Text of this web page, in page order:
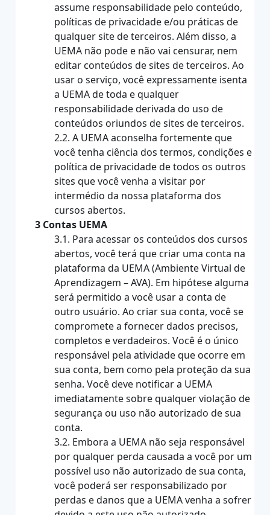
assume responsabilidade pelo conteúdo,
políticas de privacidade e/ou práticas de
qualquer site de terceiros. Além disso, a
UEMA não pode e não vai censurar, nem
editar conteúdos de sites de terceiros. Ao
usar o serviço, você expressamente isenta
a UEMA de toda e qualquer
responsabilidade derivada do uso de
conteúdos oriundos de sites de terceiros.
2.2. A UEMA aconselha fortemente que
você tenha ciência dos termos, condições e
política de privacidade de todos os outros
sites que você venha a visitar por
intermédio da nossa plataforma dos
cursos abertos.
3 Contas UEMA
3.1. Para acessar os conteúdos dos cursos
abertos, você terá que criar uma conta na
plataforma da UEMA (Ambiente Virtual de
Aprendizagem – AVA). Em hipótese alguma
será permitido a você usar a conta de
outro usuário. Ao criar sua conta, você se
compromete a fornecer dados precisos,
completos e verdadeiros. Você é o único
responsável pela atividade que ocorre em
sua conta, bem como pela proteção da sua
senha. Você deve notificar a UEMA
imediatamente sobre qualquer violação de
segurança ou uso não autorizado de sua
conta.
3.2. Embora a UEMA não seja responsável
por qualquer perda causada a você por um
possível uso não autorizado de sua conta,
você poderá ser responsabilizado por
perdas e danos que a UEMA venha a sofrer